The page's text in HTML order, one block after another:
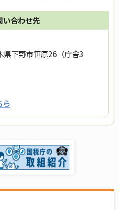
い合わせ先
県下野市笹原26（庁舎3
ら